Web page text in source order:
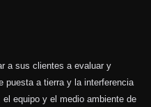
a sus clientes a evaluar y
puesta a tierra y la interferencia
equipo y el medio ambiente de